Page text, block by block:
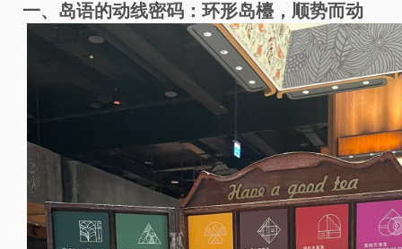
一、岛语的动线密码：环形岛檯，顺势而动